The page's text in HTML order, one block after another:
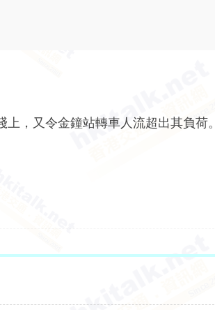
，又令金鐘站轉車人流超出其負荷。